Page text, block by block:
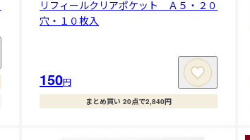
リフィールクリアポケット Ａ５・２０
穴・１０枚入
150円
まとめ買い 20点で2,840円